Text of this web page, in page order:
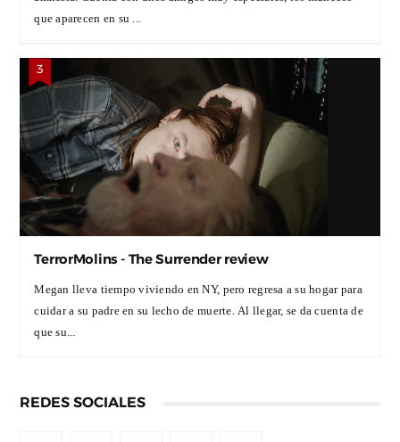
que aparecen en su ...
TerrorMolins - The Surrender review
Megan lleva tiempo viviendo en NY, pero regresa a su hogar para
cuidar a su padre en su lecho de muerte. Al llegar, se da cuenta de
que su...
REDES SOCIALES